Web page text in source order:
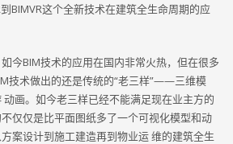
BIMVR这个全新技术在建筑全生命周期的应
今BIM技术的应用在国内非常火热，但在很多
技术做出的还是传统的“老三样”——三维模
动画。如今老三样已经不能满足现在业主方的
仅仅是比平面图纸多了一个可视化模型和动
案设计到施工建造再到物业运 维的建筑全生